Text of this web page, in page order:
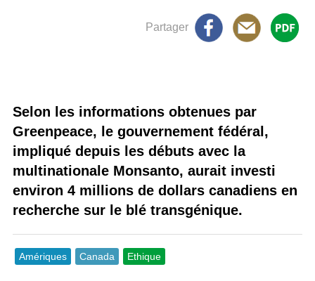
Partager
Selon les informations obtenues par
Greenpeace, le gouvernement fédéral,
impliqué depuis les débuts avec la
multinationale Monsanto, aurait investi
environ 4 millions de dollars canadiens en
recherche sur le blé transgénique.
Amériques Canada Ethique